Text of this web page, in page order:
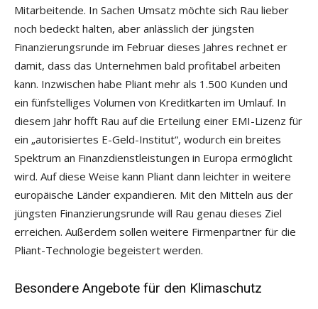
Mitarbeitende. In Sachen Umsatz möchte sich Rau lieber
noch bedeckt halten, aber anlässlich der jüngsten
Finanzierungsrunde im Februar dieses Jahres rechnet er
damit, dass das Unternehmen bald profitabel arbeiten
kann. Inzwischen habe Pliant mehr als 1.500 Kunden und
ein fünfstelliges Volumen von Kreditkarten im Umlauf. In
diesem Jahr hofft Rau auf die Erteilung einer EMI-Lizenz für
ein „autorisiertes E-Geld-Institut“, wodurch ein breites
Spektrum an Finanzdienstleistungen in Europa ermöglicht
wird. Auf diese Weise kann Pliant dann leichter in weitere
europäische Länder expandieren. Mit den Mitteln aus der
jüngsten Finanzierungsrunde will Rau genau dieses Ziel
erreichen. Außerdem sollen weitere Firmenpartner für die
Pliant-Technologie begeistert werden.
Besondere Angebote für den Klimaschutz